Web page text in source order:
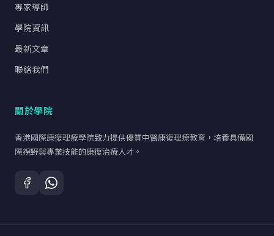
專家導師
學院資訊
最新文章
聯絡我們
關於學院
香港國際康復理療學院致力提供優質中醫康復理療教育，培養具備國
際視野與專業技能的康復治療人才。